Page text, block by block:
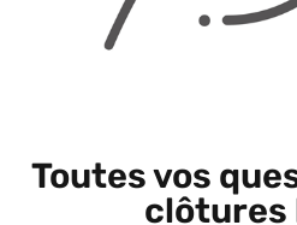
Toutes vos
clôtures